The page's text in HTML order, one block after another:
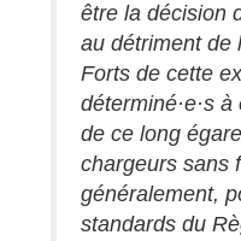
être la décision
au détriment de
Forts de cette
déterminé·e·s
de ce long
chargeurs sans
généralement,
standards du